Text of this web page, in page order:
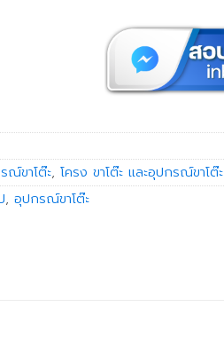
ณ์ขาโต๊ะ, โครง ขาโต๊ะ และอุปกรณ์ขาโต๊ะ
, อุปกรณ์ขาโต๊ะ